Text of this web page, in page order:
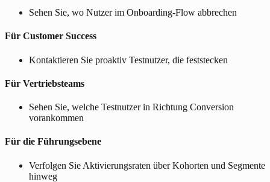
Sehen Sie, wo Nutzer im Onboarding-Flow abbrechen
Für Customer Success
Kontaktieren Sie proaktiv Testnutzer, die feststecken
Für Vertriebsteams
Sehen Sie, welche Testnutzer in Richtung Conversion
vorankommen
Für die Führungsebene
Verfolgen Sie Aktivierungsraten über Kohorten und Segmente
hinweg